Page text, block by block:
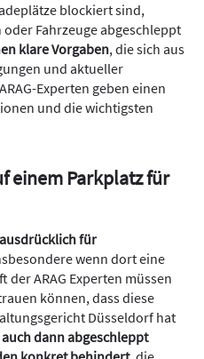
blockiert sind,
Fahrzeuge abgeschleppt
klare Vorgaben, die sich aus
und aktueller
Experten geben einen
und die wichtigsten
einem Parkplatz für
ausdrücklich für
wenn dort eine
der ARAG Experten müssen
können, dass diese
Düsseldorf hat
dann abgeschleppt